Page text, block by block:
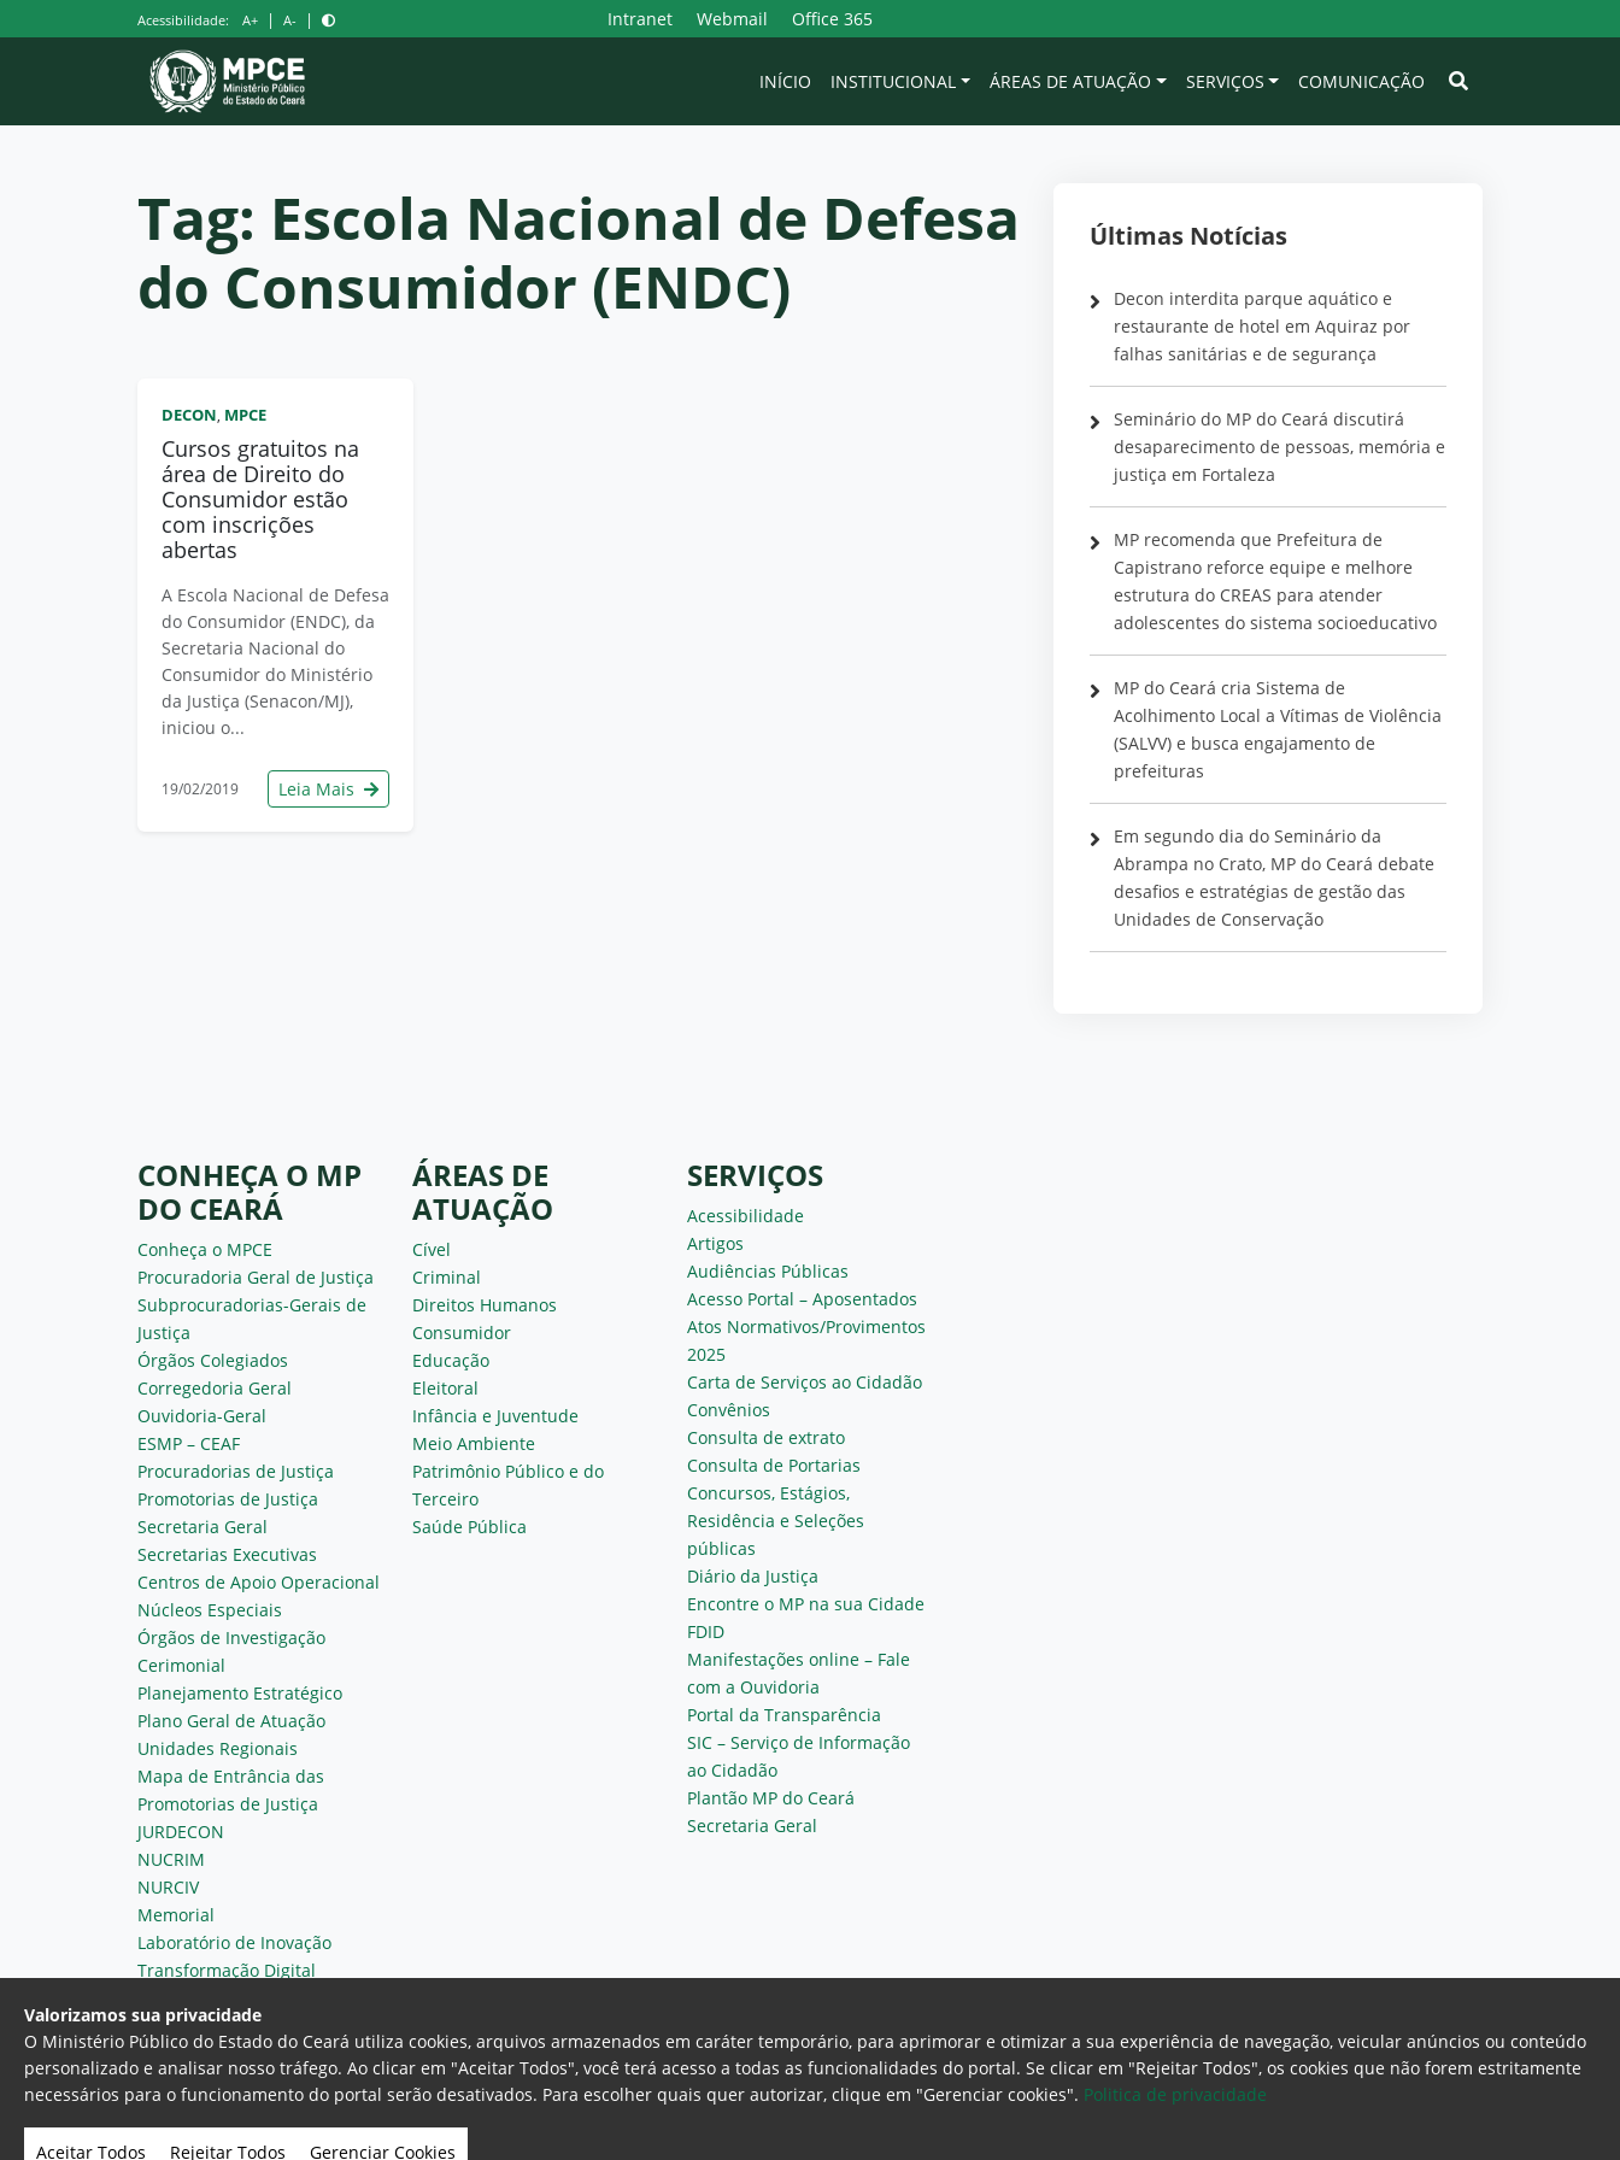
para
Acessibilidade: A+ | A- | Intranet Webmail Office 365
INÍCIO INSTITUCIONAL ÁREAS DE ATUAÇÃO SERVIÇOS COMUNICAÇÃO
Tag: Escola Nacional de Defesa
do Consumidor (ENDC)
DECON, MPCE
Cursos gratuitos na
área de Direito do
Consumidor estão
com inscrições
abertas
A Escola Nacional de Defesa
do Consumidor (ENDC), da
Secretaria Nacional do
Consumidor do Ministério
da Justiça (Senacon/MJ),
iniciou o...
19/02/2019 Leia Mais
Últimas Notícias
Decon interdita parque aquático e
restaurante de hotel em Aquiraz por
falhas sanitárias e de segurança
Seminário do MP do Ceará discutirá
desaparecimento de pessoas, memória e
justiça em Fortaleza
MP recomenda que Prefeitura de
Capistrano reforce equipe e melhore
estrutura do CREAS para atender
adolescentes do sistema socioeducativo
MP do Ceará cria Sistema de
Acolhimento Local a Vítimas de Violência
(SALVV) e busca engajamento de
prefeituras
Em segundo dia do Seminário da
Abrampa no Crato, MP do Ceará debate
desafios e estratégias de gestão das
Unidades de Conservação
CONHEÇA O MP
DO CEARÁ
Conheça o MPCE
Procuradoria Geral de Justiça
Subprocuradorias-Gerais de
Justiça
Órgãos Colegiados
Corregedoria Geral
Ouvidoria-Geral
ESMP – CEAF
Procuradorias de Justiça
Promotorias de Justiça
Secretaria Geral
Secretarias Executivas
Centros de Apoio Operacional
Núcleos Especiais
Órgãos de Investigação
Cerimonial
Planejamento Estratégico
Plano Geral de Atuação
Unidades Regionais
Mapa de Entrância das
Promotorias de Justiça
JURDECON
NUCRIM
NURCIV
Memorial
Laboratório de Inovação
Transformação Digital
ÁREAS DE
ATUAÇÃO
Cível
Criminal
Direitos Humanos
Consumidor
Educação
Eleitoral
Infância e Juventude
Meio Ambiente
Patrimônio Público e do
Terceiro
Saúde Pública
SERVIÇOS
Acessibilidade
Artigos
Audiências Públicas
Acesso Portal – Aposentados
Atos Normativos/Provimentos
2025
Carta de Serviços ao Cidadão
Convênios
Consulta de extrato
Consulta de Portarias
Concursos, Estágios,
Residência e Seleções
públicas
Diário da Justiça
Encontre o MP na sua Cidade
FDID
Manifestações online – Fale
com a Ouvidoria
Portal da Transparência
SIC – Serviço de Informação
ao Cidadão
Plantão MP do Ceará
Secretaria Geral
Ministério Público do Estado do Ceará Procuradoria Geral de Justiça
Av. Gen. Afonso Albuquerque Lima, 130 - Cambeba - CEP: 60.822-325
Valorizamos sua privacidade
O Ministério Público do Estado do Ceará utiliza cookies, arquivos armazenados em caráter temporário, para aprimorar e otimizar a sua experiência de navegação, veicular anúncios ou conteúdo
personalizado e analisar nosso tráfego. Ao clicar em "Aceitar Todos", você terá acesso a todas as funcionalidades do portal. Se clicar em "Rejeitar Todos", os cookies que não forem estritamente
necessários para o funcionamento do portal serão desativados. Para escolher quais quer autorizar, clique em "Gerenciar cookies". Politica de privacidade
Aceitar Todos Rejeitar Todos Gerenciar Cookies